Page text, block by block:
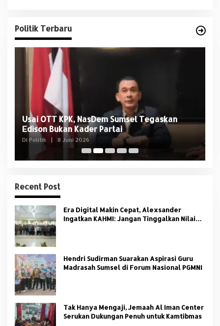
Politik Terbaru
Usai OTT KPK, NasDem Sumsel Tegaskan
Edison Bukan Kader Partai
Di Politik | 8 Juni 2026
Recent Post
Era Digital Makin Cepat, Alexsander
Ingatkan KAHMI: Jangan Tinggalkan Nilai
Hendri Sudirman Suarakan Aspirasi Guru
Madrasah Sumsel di Forum Nasional PGMNI
Tak Hanya Mengaji, Jemaah Al Iman Center
Serukan Dukungan Penuh untuk Kamtibmas